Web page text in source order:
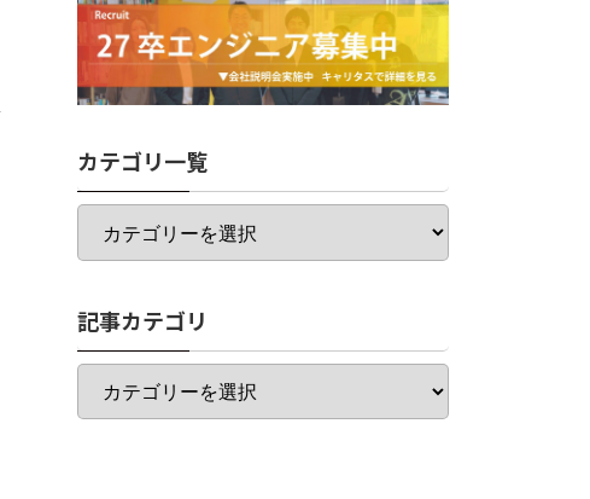
カテゴリ一覧
カ
ゴ
一
覧
記事カテゴリ
記
カ